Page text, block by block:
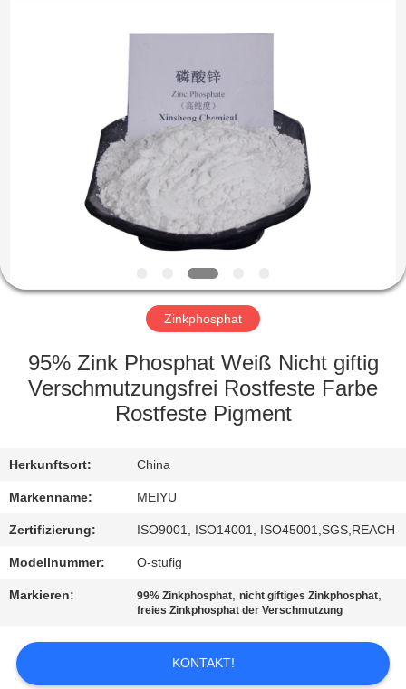
PRODUKTE
ÜBER
WERKSBESICHTIGUNG
KONTAKT
MIT
UNS
UM
EIN
Zinkphosphat
95% Zink Phosphat Weiß Nicht giftig
Verschmutzungsfrei Rostfeste Farbe
Rostfeste Pigment
Herkunftsort: China
Markenname: MEIYU
Zertifizierung: ISO9001, ISO14001, ISO45001,SGS,REACH
Modellnummer: O-stufig
Markieren: 99% Zinkphosphat,nicht giftiges Zinkphosphat,
freies Zinkphosphat der Verschmutzung
KONTAKT!